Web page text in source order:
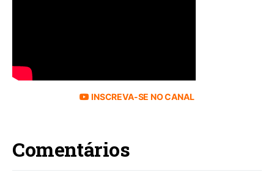
INSCREVA-SE NO CANAL
Comentários